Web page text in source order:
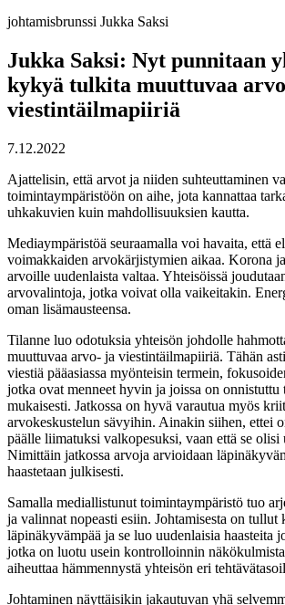
johtamisbrunssi Jukka Saksi
Jukka Saksi: Nyt punnitaan
kykyä tulkita muuttuvaa
viestintäilmapiiriä
7.12.2022
Ajattelisin, että arvot ja niiden suhteuttaminen
toimintaympäristöön on aihe, jota kannattaa
uhkakuvien kuin mahdollisuuksien kautta.
Mediaympäristöä seuraamalla voi havaita, että
voimakkaiden arvokärjistymien aikaa. Korona
arvoille uudenlaista valtaa. Yhteisöissä
arvovalintoja, jotka voivat olla vaikeitakin.
oman lisämausteensa.
Tilanne luo odotuksia yhteisön johdolle
muuttuvaa arvo- ja viestintäilmapiiriä. Tähän
viestiä pääasiassa myönteisin termein,
jotka ovat menneet hyvin ja joissa on onnistuttu
mukaisesti. Jatkossa on hyvä varautua myös
arvokeskustelun sävyihin. Ainakin siihen, ettei
päälle liimatuksi valkopesuksi, vaan että se olisi
Nimittäin jatkossa arvoja arvioidaan
haastetaan julkisesti.
Samalla mediallistunut toimintaympäristö tuo
ja valinnat nopeasti esiin. Johtamisesta on tullut
läpinäkyvämpää ja se luo uudenlaisia haasteita
jotka on luotu usein kontrolloinnin
aiheuttaa hämmennystä yhteisön eri
Johtaminen näyttäisikin jakautuvan yhä